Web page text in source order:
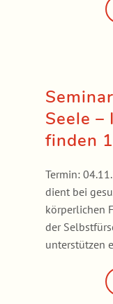
Seele –
finden
Termin:
dient bei
körperlichen
der
unterstützen